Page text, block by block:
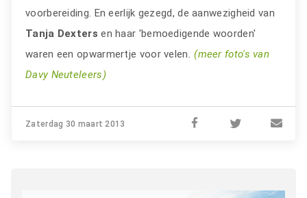
voorbereiding. En eerlijk gezegd, de aanwezigheid van
Tanja Dextersen haar 'bemoedigende woorden'
waren een opwarmertje voor velen.(meer foto's van
Davy Neuteleers)
Zaterdag 30 maart 2013